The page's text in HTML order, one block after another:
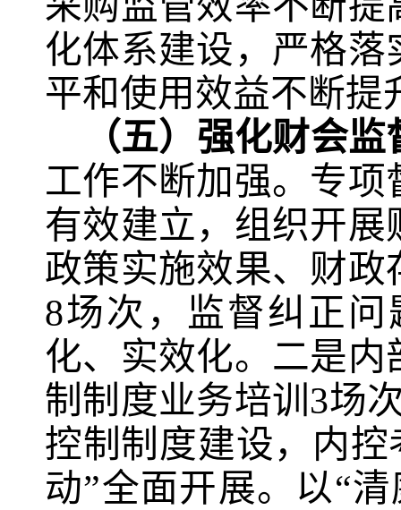
化体系建设，严格
平和使用效益不断提
（五）强化财会
工作不断加强。专
有效建立，组织开
政策实施效果、财
8场次，监督纠正问
化、实效化。二是
制制度业务培训 3场
控制制度建设，内控
动”全面开展。以“